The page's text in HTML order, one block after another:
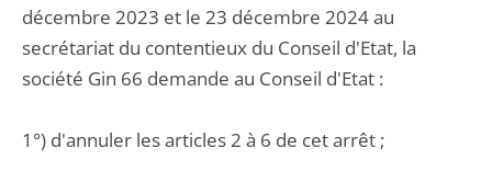
décembre 2023 et le 23 décembre 2024 au
secrétariat du contentieux du Conseil d'Etat, la
société Gin 66 demande au Conseil d'Etat :
1°) d'annuler les articles 2 à 6 de cet arrêt ;